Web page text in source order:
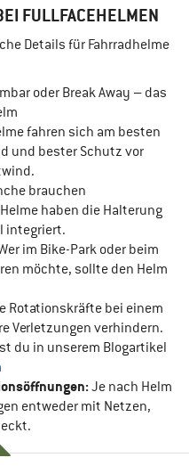
FULLFACEHELMEN
Details für Fahrradhelme
oder Break Away – das
fahren sich am besten
und bester Schutz vor
brauchen
haben die Halterung
integriert.
im Bike-Park oder beim
möchte, sollte den Helm
Rotationskräfte bei einem
Verletzungen verhindern.
du in unserem Blogartikel
Je nach Helm
entweder mit Netzen,